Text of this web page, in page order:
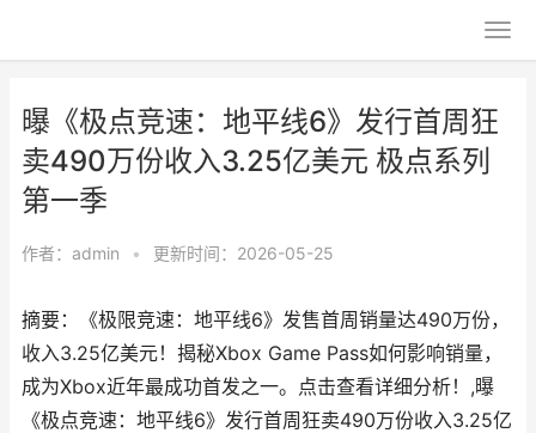
曝《极点竞速：地平线6》发行首周狂
卖490万份收入3.25亿美元 极点系列
第一季
作者： admin • 更新时间：2026-05-25
摘要：《极限竞速：地平线6》发售首周销量达490万份，
收入3.25亿美元！揭秘Xbox Game Pass如何影响销量，
成为Xbox近年最成功首发之一。点击查看详细分析！,曝
《极点竞速：地平线6》发行首周狂卖490万份收入3.25亿